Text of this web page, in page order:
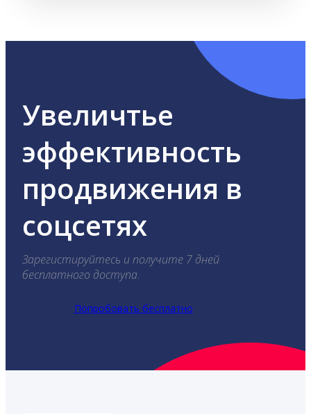
Увеличтье
эффективность
продвижения в
соцсетях
Зарегистируйтесь и получите 7 дней
бесплатного доступа.
Попробовать бесплатно